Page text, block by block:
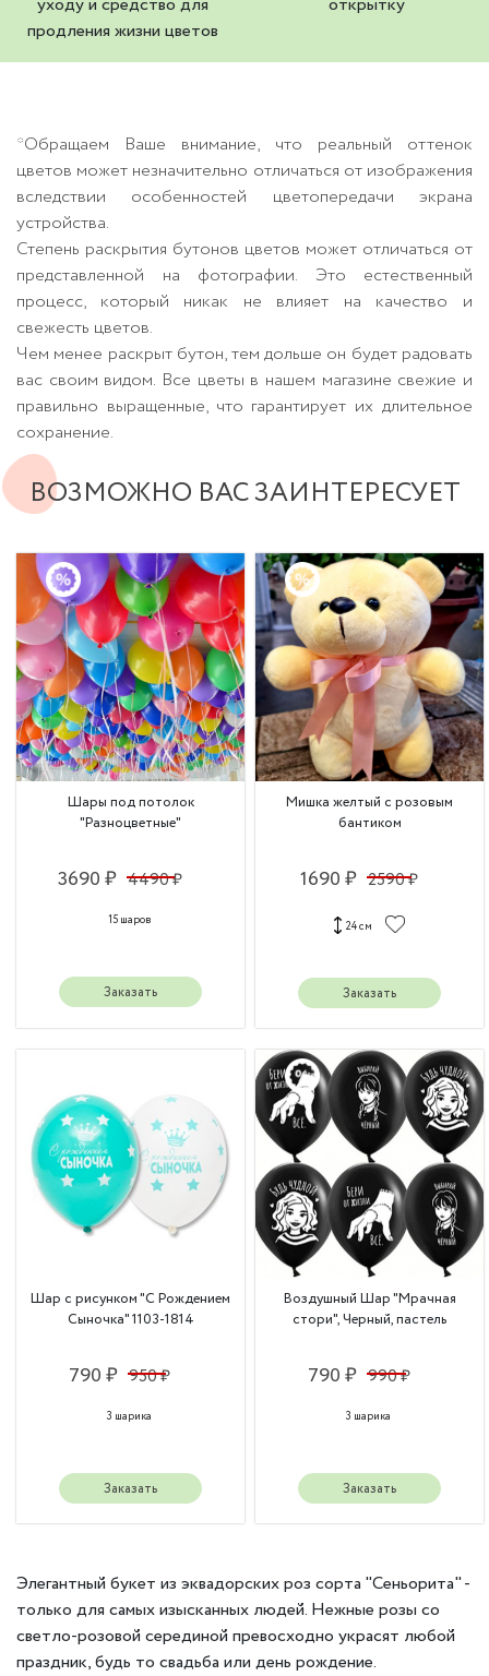
продления жизни цветов
*Обращаем Ваше внимание, что реальный оттенок
цветов может незначительно отличаться от изображения
вследствии особенностей цветопередачи экрана
устройства.
Степень раскрытия бутонов цветов может отличаться от
представленной на фотографии. Это естественный
процесс, который никак не влияет на качество и
свежесть цветов.
Чем менее раскрыт бутон, тем дольше он будет радовать
вас своим видом. Все цветы в нашем магазине свежие и
правильно выращенные, что гарантирует их длительное
сохранение.
ВОЗМОЖНО ВАС ЗАИНТЕРЕСУЕТ
Шары под потолок
"Разноцветные"
3690 ₽ 4490 ₽
15 шаров
Заказать
Мишка желтый с розовым
бантиком
1690 ₽ 2590 ₽
24 см
Заказать
Шар с рисунком "С Рождением
Сыночка" 1103-1814
790 ₽ 950 ₽
3 шарика
Заказать
Воздушный Шар "Мрачная
стори", Черный, пастель
790 ₽ 990 ₽
3 шарика
Заказать
Элегантный букет из эквадорских роз сорта "Сеньорита" -
только для самых изысканных людей. Нежные розы со
светло-розовой серединой превосходно украсят любой
праздник, будь то свадьба или день рождение.